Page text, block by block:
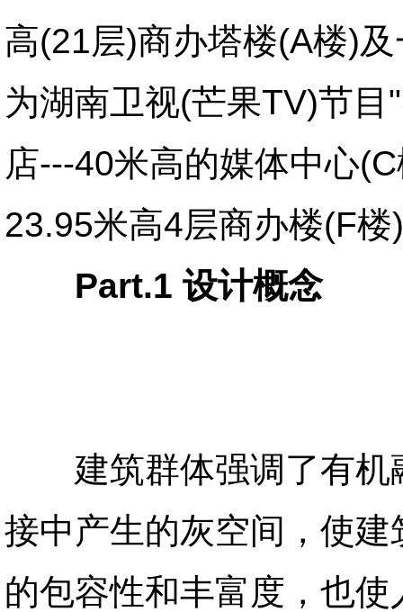
高(21层)商办塔楼(A楼)
为湖南卫视(芒果TV)节
店---40米高的媒体中心
23.95米高4层商办楼(F
Part.1 设计概念
建筑群体强调了有机
接中产生的灰空间，使
的包容性和丰富度，也